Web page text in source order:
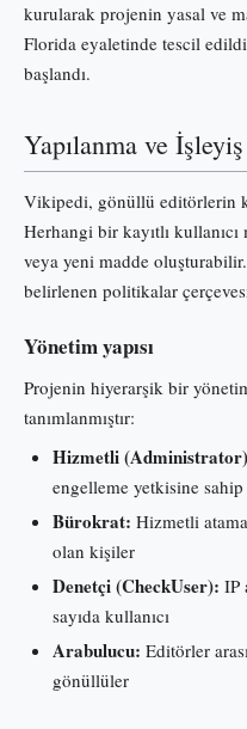
kurularak projenin yasal ve
Florida eyaletinde tescil
başlandı.
Yapılanma ve İşleyiş
Vikipedi, gönüllü editörlerin
Herhangi bir kayıtlı
veya yeni madde
belirlenen politikalar
Yönetim yapısı
Projenin hiyerarşik bir
tanımlanmıştır:
Hizmetli
engelleme yetkisine
Bürokrat: Hizmetli
olan kişiler
Denetçi (CheckUser): IP
sayıda kullanıcı
Arabulucu: Editörler
gönüllüler